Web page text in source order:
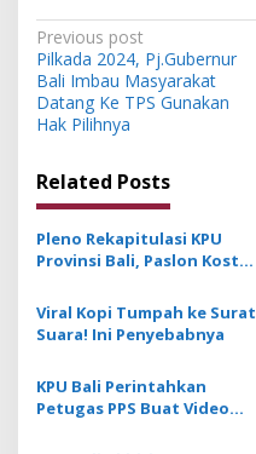
P
o
s
t
n
a
v
i
g
a
t
i
Previous post
Pilkada 2024, Pj.Gubernur
Bali Imbau Masyarakat
Datang Ke TPS Gunakan
Hak Pilihnya
Related Posts
Pleno Rekapitulasi KPU
Provinsi Bali, Paslon Koster
dan Mulia Pas 886.251
Viral Kopi Tumpah ke Surat
Suara! Ini Penyebabnya
KPU Bali Perintahkan
Petugas PPS Buat Video